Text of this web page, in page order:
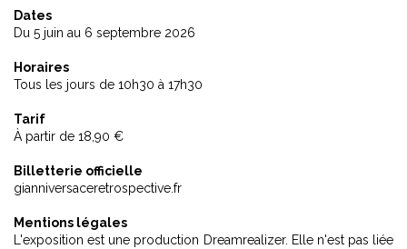
Dates
Du 5 juin au 6 septembre 2026
Horaires
Tous les jours de 10h30 à 17h30
Tarif
À partir de 18,90 €
Billetterie officielle
gianniversaceretrospective.fr
Mentions légales
L'exposition est une production Dreamrealizer. Elle n'est pas liée